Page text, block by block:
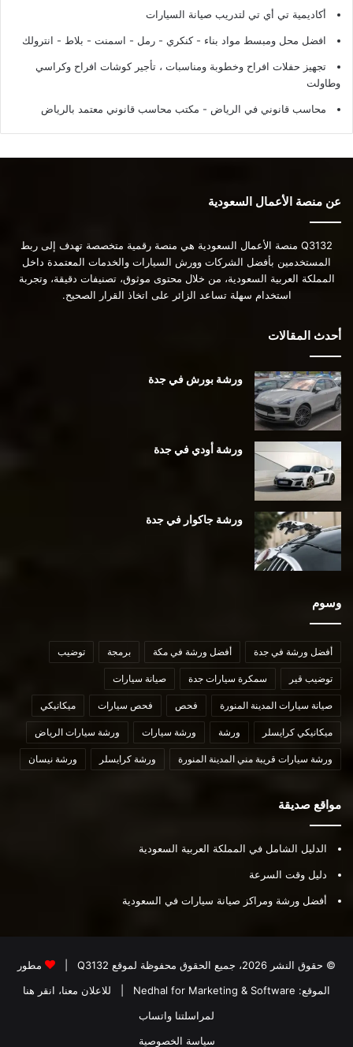
أكاديمية تي أي تي لتدريب صيانة السيارات
افضل محل ومبسط مواد بناء - كنكري - رمل - اسمنت - بلاط - انترولك
تجهيز حفلات افراح وخطوبة ومناسبات ، تأجير كوشات افراح وكراسي
وطاولت
محاسب قانوني في الرياض - مكتب محاسب قانوني معتمد بالرياض
عن منصة الأعمال السعودية
Q3132 منصة الأعمال السعودية هي منصة رقمية متخصصة تهدف إلى ربط
المستخدمين بأفضل الشركات وورش السيارات والخدمات المعتمدة داخل
المملكة العربية السعودية، من خلال محتوى موثوق، تصنيفات دقيقة، وتجربة
استخدام سهلة تساعد الزائر على اتخاذ القرار الصحيح.
أحدث المقالات
ورشة بورش في جدة
ورشة أودي في جدة
ورشة جاكوار في جدة
وسوم
أفضل ورشة في جدة أفضل ورشة في مكة برمجة توضيب
توضيب قير سمكرة سيارات جدة صيانة سيارات
صيانة سيارات المدينة المنورة فحص فحص سيارات ميكانيكي
ميكانيكي كرايسلر ورشة ورشة سيارات ورشة سيارات الرياض
ورشة سيارات قريبة مني المدينة المنورة ورشة كرايسلر ورشة نيسان
مواقع صديقة
الدليل الشامل في المملكة العربية السعودية
دليل وقت السرعة
أفضل ورشة ومراكز صيانة سيارات في السعودية
© حقوق النشر 2026، جميع الحقوق محفوظة لموقع Q3132
مطور
الموقع: Nedhal for Marketing & Software
للاعلان معنا، انقر هنا
لمراسلتنا واتساب
سياسة الخصوصية